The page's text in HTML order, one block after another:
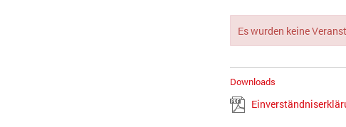
Es wurden keine
Downloads